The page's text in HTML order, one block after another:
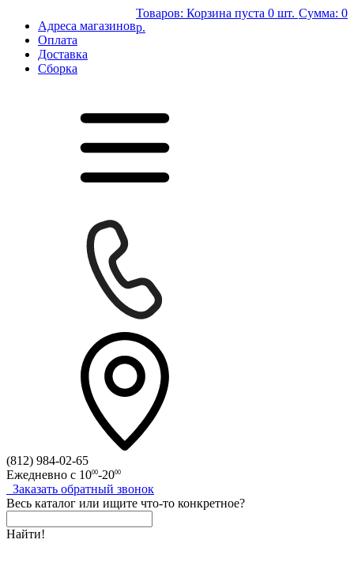
Адреса магазинов
Оплата
Доставка
Сборка
Товаров: Корзина пуста 0 шт. Сумма: 0
р.
(812) 984-02-65
Ежедневно с 1000-2000
Заказать обратный звонок
Весь каталог или ищите что-то конкретное?
Найти!